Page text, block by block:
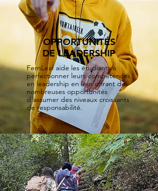
OPPORTUNITÉS
DE LEADERSHIP
FernLeaf aide les étudiants à
perfectionner leurs compétences
en leadership en leur offrant de
nombreuses opportunités
d'assumer des niveaux croissants
de responsabilité.